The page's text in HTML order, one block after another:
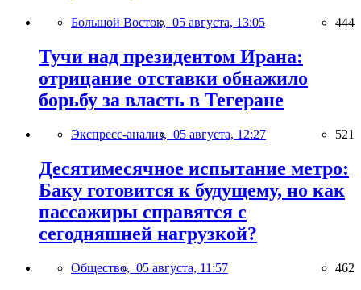
Большой Восток, 05 августа, 13:05 444
Тучи над президентом Ирана:
отрицание отставки обнажило
борьбу за власть в Тегеране
Экспресс-анализ, 05 августа, 12:27 521
Десятимесячное испытание метро:
Баку готовится к будущему, но как
пассажиры справятся с
сегодняшней нагрузкой?
Общество, 05 августа, 11:57 462